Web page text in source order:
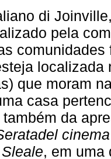
di
pela
localizada
que moram
casa
da
, em uma